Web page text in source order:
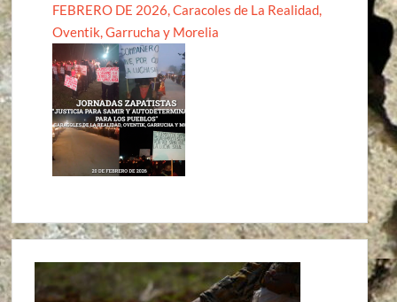
FEBRERO DE 2026, Caracoles de La Realidad,
Oventik, Garrucha y Morelia